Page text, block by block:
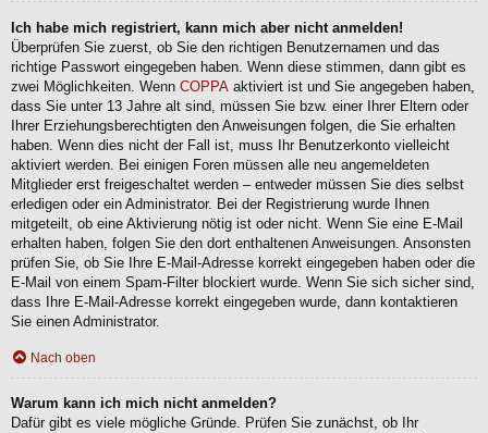
Ich habe mich registriert, kann mich aber nicht anmelden!
Überprüfen Sie zuerst, ob Sie den richtigen Benutzernamen und das
richtige Passwort eingegeben haben. Wenn diese stimmen, dann gibt es
zwei Möglichkeiten. Wenn COPPA aktiviert ist und Sie angegeben haben,
dass Sie unter 13 Jahre alt sind, müssen Sie bzw. einer Ihrer Eltern oder
Ihrer Erziehungsberechtigten den Anweisungen folgen, die Sie erhalten
haben. Wenn dies nicht der Fall ist, muss Ihr Benutzerkonto vielleicht
aktiviert werden. Bei einigen Foren müssen alle neu angemeldeten
Mitglieder erst freigeschaltet werden – entweder müssen Sie dies selbst
erledigen oder ein Administrator. Bei der Registrierung wurde Ihnen
mitgeteilt, ob eine Aktivierung nötig ist oder nicht. Wenn Sie eine E-Mail
erhalten haben, folgen Sie den dort enthaltenen Anweisungen. Ansonsten
prüfen Sie, ob Sie Ihre E-Mail-Adresse korrekt eingegeben haben oder die
E-Mail von einem Spam-Filter blockiert wurde. Wenn Sie sich sicher sind,
dass Ihre E-Mail-Adresse korrekt eingegeben wurde, dann kontaktieren
Sie einen Administrator.
Nach oben
Warum kann ich mich nicht anmelden?
Dafür gibt es viele mögliche Gründe. Prüfen Sie zunächst, ob Ihr